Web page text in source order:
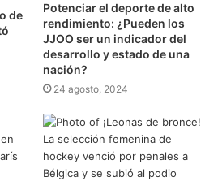
de
Potenciar el deporte de alto
rendimiento: ¿Pueden los
JJOO ser un indicador del
desarrollo y estado de una
nación?
24 agosto, 2024